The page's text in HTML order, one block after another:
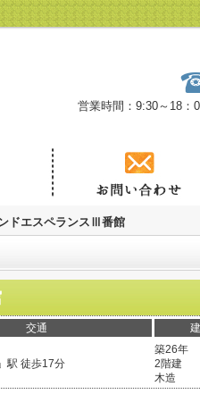
営業時間：9:30～18：
ドエスペランスⅢ番館
交通
」駅 徒歩17分
築26年
2階建
木造